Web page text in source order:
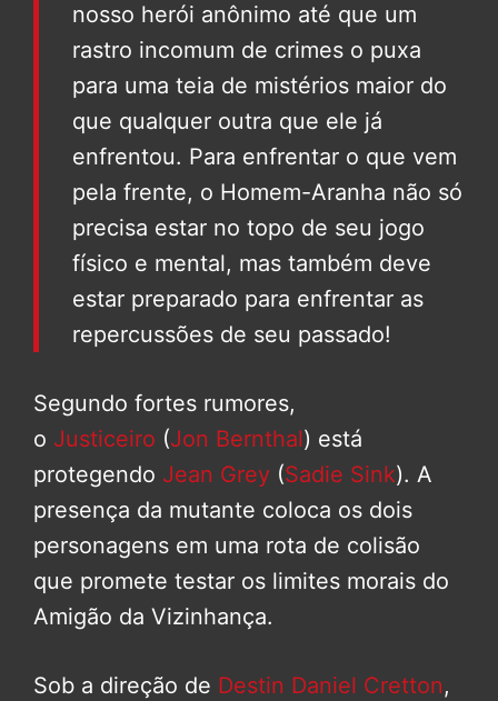
nosso herói anônimo até que um
rastro incomum de crimes o puxa
para uma teia de mistérios maior do
que qualquer outra que ele já
enfrentou. Para enfrentar o que vem
pela frente, o Homem-Aranha não só
precisa estar no topo de seu jogo
físico e mental, mas também deve
estar preparado para enfrentar as
repercussões de seu passado!
Segundo fortes rumores,
o Justiceiro (Jon Bernthal) está
protegendo Jean Grey (Sadie Sink). A
presença da mutante coloca os dois
personagens em uma rota de colisão
que promete testar os limites morais do
Amigão da Vizinhança.
Sob a direção de Destin Daniel Cretton,